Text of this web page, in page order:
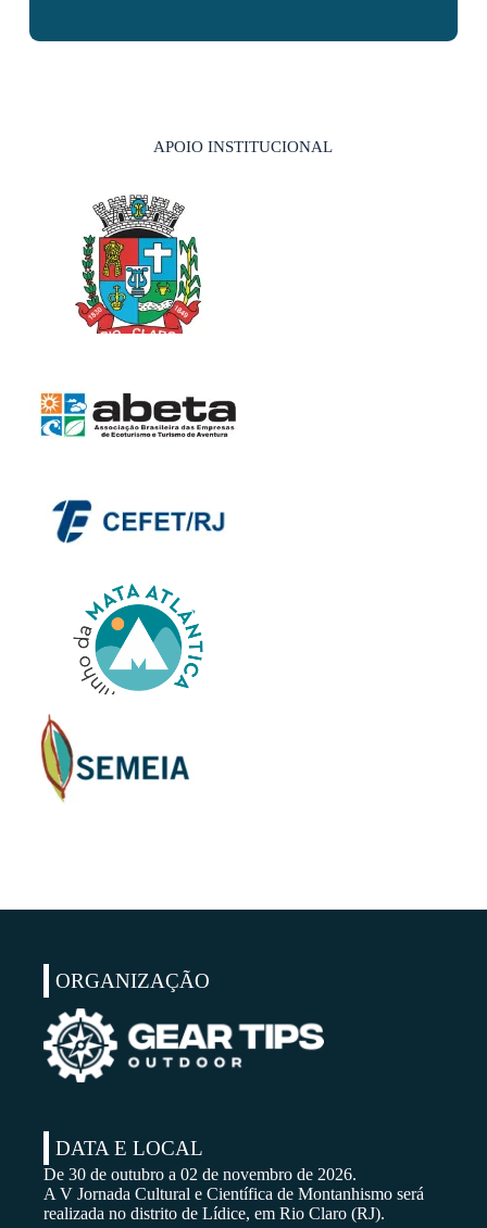
APOIO INSTITUCIONAL
ORGANIZAÇÃO
DATA E LOCAL
De 30 de outubro a 02 de novembro de 2026.
A V Jornada Cultural e Científica de Montanhismo será
realizada no distrito de Lídice, em Rio Claro (RJ).